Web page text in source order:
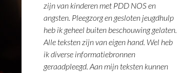
zijn van kinderen met PDD NOS en
angsten. Pleegzorg en gesloten jeugdhulp
heb ik geheel buiten beschouwing gelaten.
Alle teksten zijn van eigen hand. Wel heb
ik diverse informatiebronnen
geraadpleegd. Aan mijn teksten kunnen